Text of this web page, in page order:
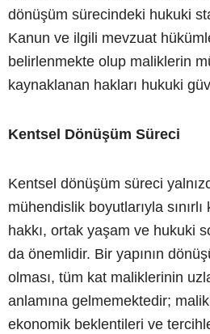
dönüşüm sürecindeki hukuki
Kanun ve ilgili mevzuat
belirlenmekte olup maliklerin
kaynaklanan hakları hukuki
Kentsel Dönüşüm Süreci
Kentsel dönüşüm süreci
mühendislik boyutlarıyla
hakkı, ortak yaşam ve hukuki
da önemlidir. Bir yapının
olması, tüm kat maliklerinin
anlamına gelmemektedir;
ekonomik beklentileri ve